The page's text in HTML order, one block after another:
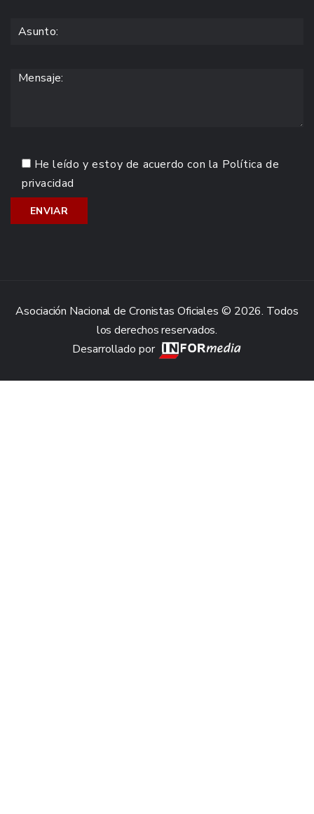
He leído y estoy de acuerdo con la Política de
privacidad
Asociación Nacional de Cronistas Oficiales © 2026. Todos
los derechos reservados.
Desarrollado por